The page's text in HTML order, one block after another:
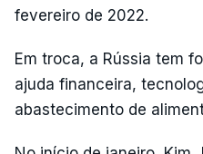
fevereiro de 2022.
Em troca, a Rússia tem
ajuda financeira,
abastecimento de